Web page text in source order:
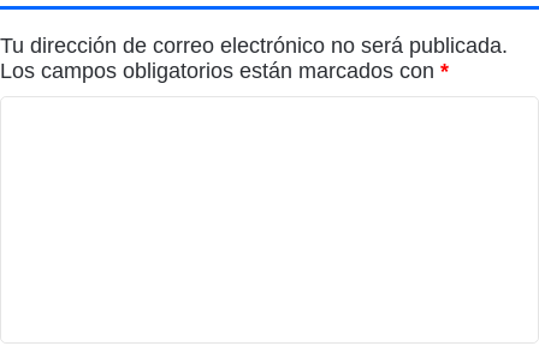
Tu dirección de correo electrónico no será publicada.
Los campos obligatorios están marcados con *